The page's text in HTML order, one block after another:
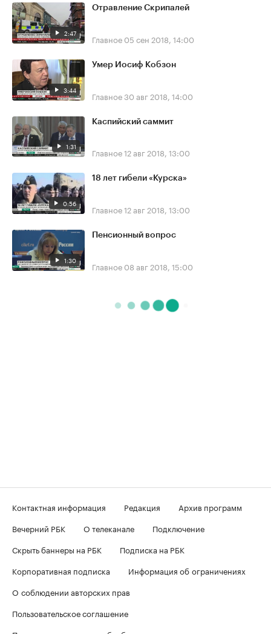
2:47
Отравление Скрипалей
Главное 05 сен 2018, 14:00
3:44
Умер Иосиф Кобзон
Главное30 авг 2018, 14:00
1:31
Каспийский саммит
Главное12 авг 2018, 13:00
0:56
18 лет гибели «Курска»
Главное12 авг 2018, 13:00
1:30
Пенсионный вопрос
Главное 08 авг 2018, 15:00
Контактная информация Редакция
Архив программ
Вечерний РБК
О телеканале
Подключение
Скрыть баннеры на РБК
Подписка на РБК
Корпоративная подписка
Информация об ограничениях
О соблюдении авторских прав
Пользовательское соглашение